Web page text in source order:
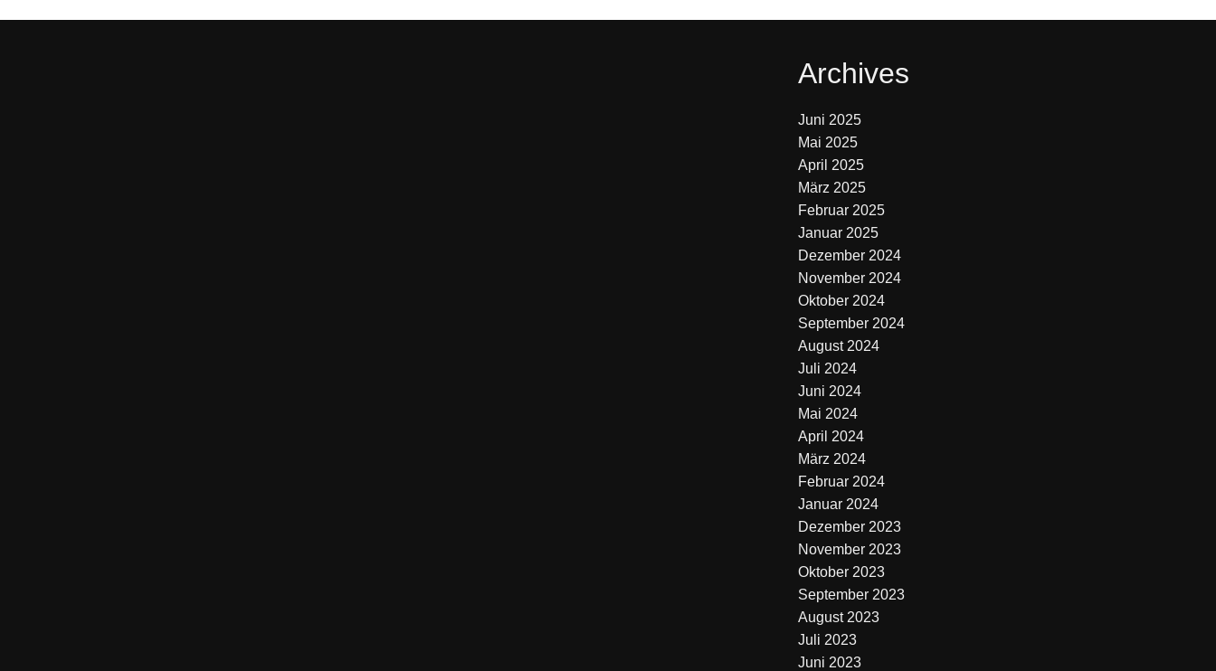
Archives
Juni 2025
Mai 2025
April 2025
März 2025
Februar 2025
Januar 2025
Dezember 2024
November 2024
Oktober 2024
September 2024
August 2024
Juli 2024
Juni 2024
Mai 2024
April 2024
März 2024
Februar 2024
Januar 2024
Dezember 2023
November 2023
Oktober 2023
September 2023
August 2023
Juli 2023
Juni 2023